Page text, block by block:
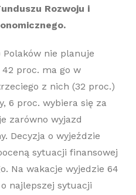
Rozwoju i
Polaków nie planuje
proc. ma go w
z nich (32 proc.)
6 proc. wybiera się za
zarówno wyjazd
Decyzja o wyjeździe
sytuacji finansowej
Na wakacje wyjedzie 64
najlepszej sytuacji